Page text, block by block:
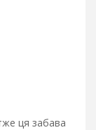
ця забава